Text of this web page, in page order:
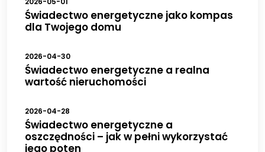
Świadectwo energetyczne jako kompas
dla Twojego domu
2026-04-30
Świadectwo energetyczne a realna
wartość nieruchomości
2026-04-28
Świadectwo energetyczne a
oszczędności – jak w pełni wykorzystać
jego poten